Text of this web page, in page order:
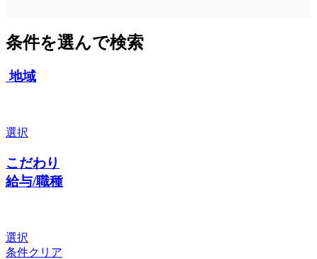
条件を選んで検索
地域
選択
こだわり
給与/職種
選択
条件クリア